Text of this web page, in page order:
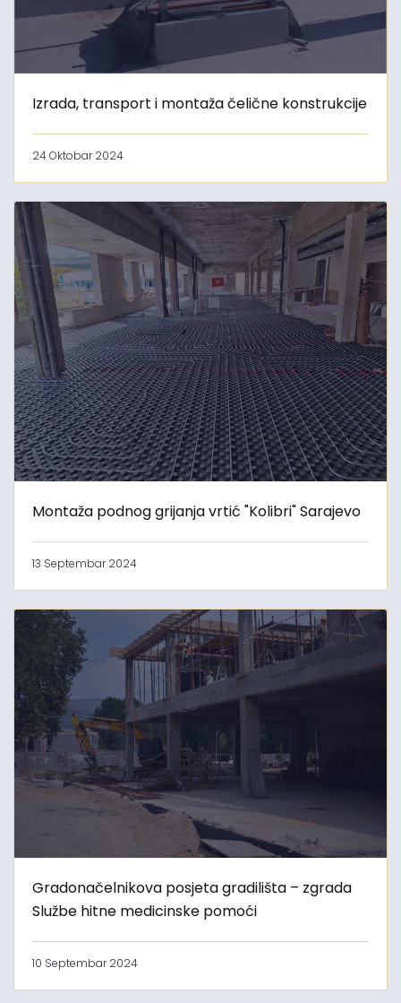
Izrada, transport i montaža čelične konstrukcije
24 Oktobar 2024
Montaža podnog grijanja vrtić "Kolibri" Sarajevo
13 Septembar 2024
Gradonačelnikova posjeta gradilišta – zgrada
Službe hitne medicinske pomoći
10 Septembar 2024